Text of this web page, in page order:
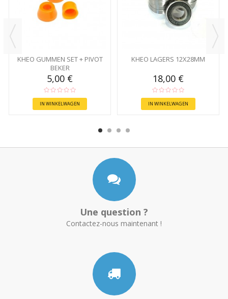
KHEO GUMMEN SET + PIVOT
BEKER
5,00 €
IN WINKELWAGEN
KHEO LAGERS 12X28MM
18,00 €
IN WINKELWAGEN
Une question ?
Contactez-nous maintenant !